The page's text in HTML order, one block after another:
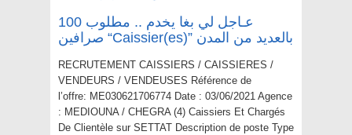
عـاجل لي بغا يخدم .. مطلوب 100
صرافين “Caissier(es)” بالعديد من المدن
RECRUTEMENT CAISSIERS / CAISSIERES /
VENDEURS / VENDEUSES Référence de
l’offre: ME030621706774 Date : 03/06/2021 Agence
: MEDIOUNA / CHEGRA (4) Caissiers Et Chargés
De Clientèle sur SETTAT Description de poste Type